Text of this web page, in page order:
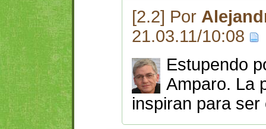
[2.2] Por
21.03.11/10:08
Estupendo
Amparo. La
inspiran para